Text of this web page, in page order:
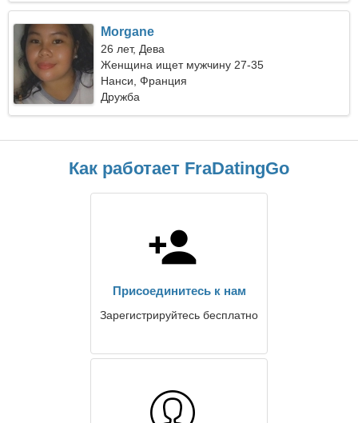
Morgane
26 лет, Дева
Женщина ищет мужчину 27-35
Нанси, Франция
Дружба
Как работает FraDatingGo
Присоединитесь к нам
Зарегистрируйтесь бесплатно